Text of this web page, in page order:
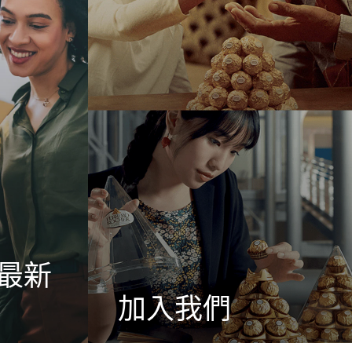
新
及其品
加入我們
費列羅的產品受到全世界無論男女老少數